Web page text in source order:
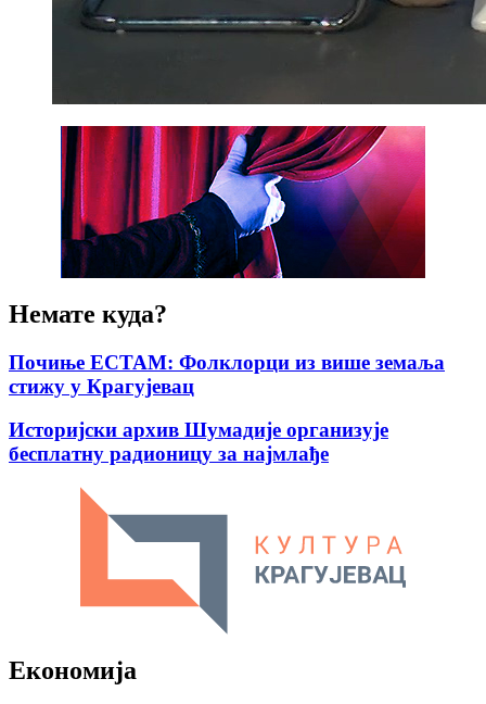
Немате куда?
Почиње ЕСТАМ: Фолклорци из више земаља
стижу у Крагујевац
Историјски архив Шумадије организује
бесплатну радионицу за најмлађе
Економија